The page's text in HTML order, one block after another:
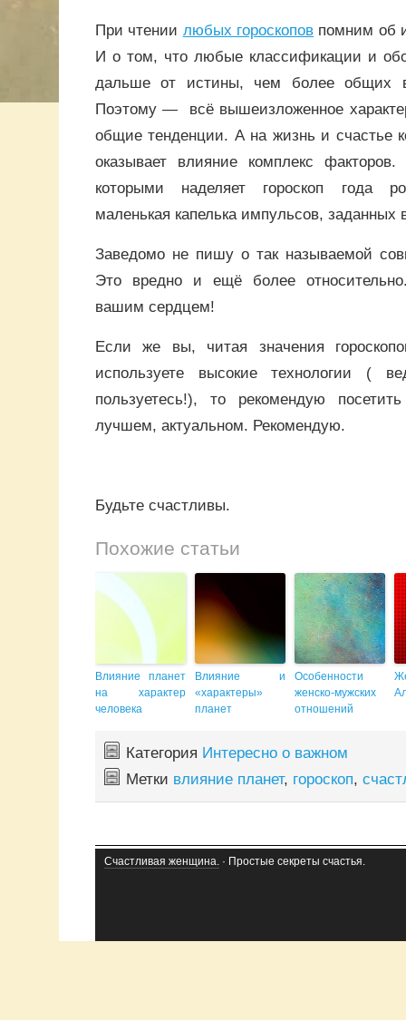
При чтении любых гороскопов помним об
И о том, что любые классификации и
дальше от истины, чем более общих
Поэтому — всё вышеизложенное
общие тенденции. А на жизнь и счастье
оказывает влияние комплекс
которыми наделяет гороскоп года
маленькая капелька импульсов,
Заведомо не пишу о так называемой
Это вредно и ещё более
вашим сердцем!
Если же вы, читая значения
используете высокие технологии (
пользуетесь!), то рекомендую
лучшем, актуальном. Рекомендую.
Будьте счастливы.
Похожие статьи
Влияние планет
на характер
человека
Влияние и
«характеры»
планет
Особенности
женско-мужских
отношений
Категория Интересно о важном
Метки влияние планет, гороскоп,
Счастливая женщина.· Простые секреты счастья.